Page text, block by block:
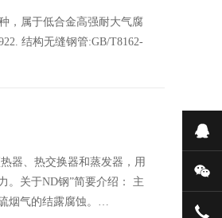
，属于低合金高强耐大气腐
结构无缝钢管:GB/T8162-
器、热交换器和蒸发器，用
。关于ND钢”简要介绍： 主
烟气的结露腐蚀。…
在
微